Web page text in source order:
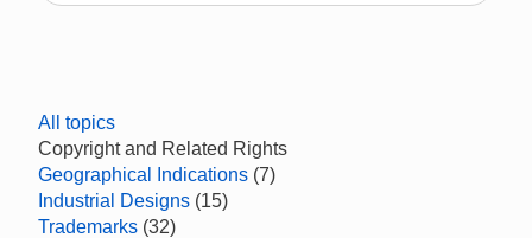
All topics
Copyright and Related Rights
Geographical Indications (7)
Industrial Designs (15)
Trademarks (32)